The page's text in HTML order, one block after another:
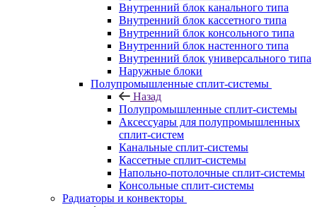
Внутренний блок канального типа
Внутренний блок кассетного типа
Внутренний блок консольного типа
Внутренний блок настенного типа
Внутренний блок универсального типа
Наружные блоки
Полупромышленные сплит-системы
Назад
Полупромышленные сплит-системы
Аксессуары для полупромышленных
сплит-систем
Канальные сплит-системы
Кассетные сплит-системы
Напольно-потолочные сплит-системы
Консольные сплит-системы
Радиаторы и конвекторы